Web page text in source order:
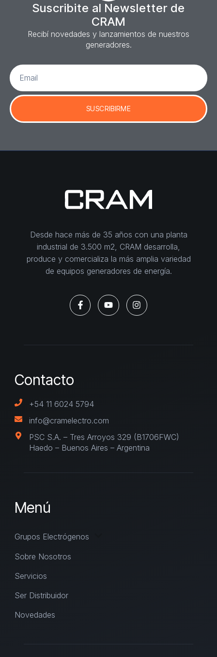
Suscribite al Newsletter de
CRAM
Recibí novedades y lanzamientos de nuestros
generadores.
SUSCRIBIRME
Desde hace más de 35 años con una planta
industrial de 3.500 m2, CRAM desarrolla,
produce y comercializa la más amplia variedad
de equipos generadores de energía.
Contacto
+54 11 6024 5794
info@cramelectro.com
PSC S.A. – Tres Arroyos 329 (B1706FWC)
Haedo – Buenos Aires – Argentina
Menú
Grupos Electrógenos
Sobre Nosotros
Servicios
Ser Distribuidor
Novedades